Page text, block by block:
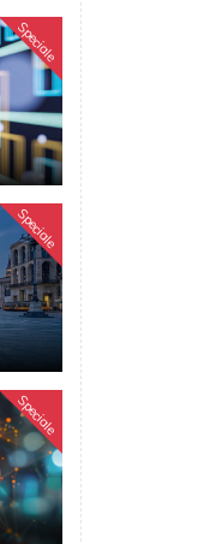
Speciale
Speciale
Speciale